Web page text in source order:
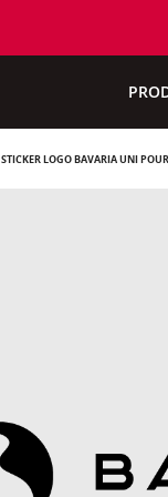
STICKER LOGO BAVARIA UNI